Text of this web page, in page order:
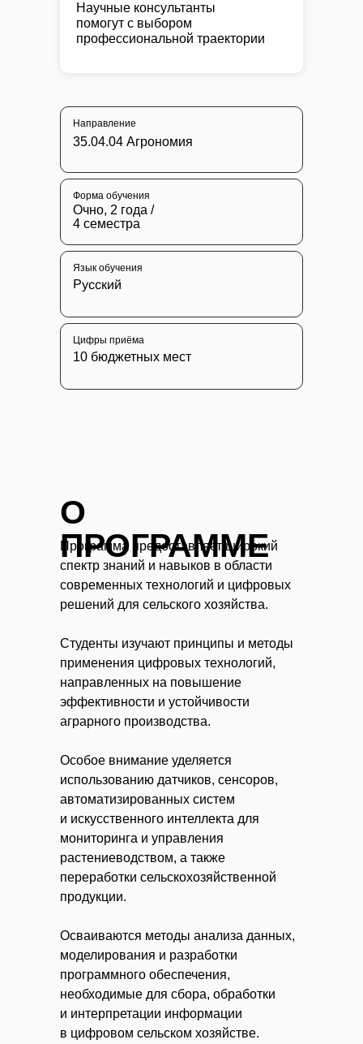
Научные консультанты
помогут с выбором
профессиональной траектории
35.04.04 Агрономия
Направление
Очно, 2 года /
4 семестра
Форма обучения
Русский
Язык обучения
10 бюджетных мест
Цифры приёма
Программа предоставляет широкий
спектр знаний и навыков в области
современных технологий и цифровых
решений для сельского хозяйства.
Студенты изучают принципы и методы
применения цифровых технологий,
направленных на повышение
эффективности и устойчивости
аграрного производства.
Особое внимание уделяется
использованию датчиков, сенсоров,
автоматизированных систем
и искусственного интеллекта для
мониторинга и управления
растениеводством, а также
переработки сельскохозяйственной
продукции.
Осваиваются методы анализа данных,
моделирования и разработки
программного обеспечения,
необходимые для сбора, обработки
и интерпретации информации
в цифровом сельском хозяйстве.
О
ПРОГРАММЕ